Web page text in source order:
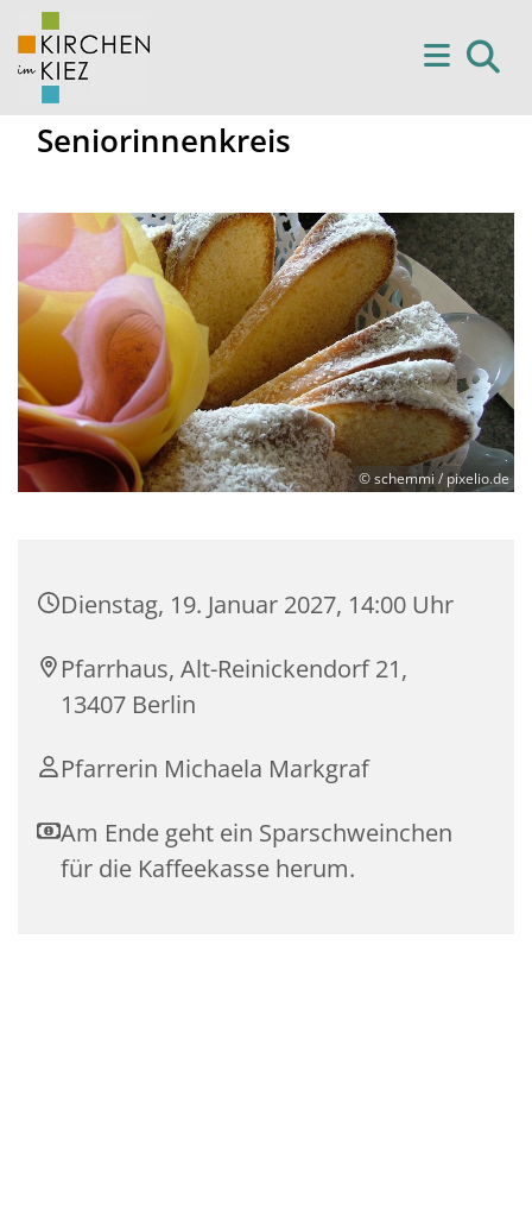
Seniorinnenkreis
© schemmi / pixelio.de
Dienstag, 19. Januar 2027, 14:00 Uhr
Pfarrhaus, Alt-Reinickendorf 21,
13407 Berlin
Pfarrerin Michaela Markgraf
Am Ende geht ein Sparschweinchen
für die Kaffeekasse herum.